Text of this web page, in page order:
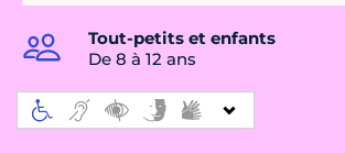
Tout-petits et enfants
De 8 à 12 ans